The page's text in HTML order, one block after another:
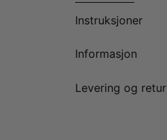
Instruksjoner
Informasjon
Levering og retur